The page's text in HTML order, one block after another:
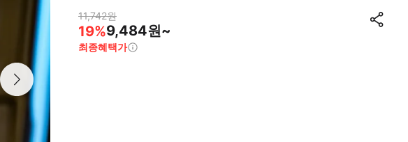
11,742원
19%9,484원~
최종혜택가